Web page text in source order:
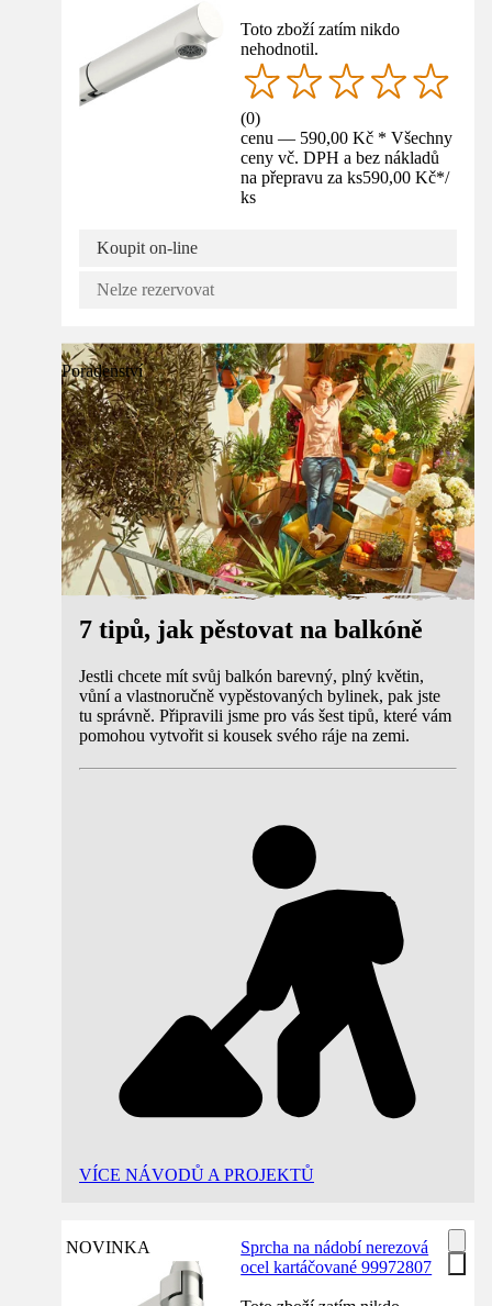
Toto zboží zatím nikdo
nehodnotil.
(0)
cenu — 590,00 Kč * Všechny
ceny vč. DPH a bez nákladů
na přepravu za ks590,00 Kč*/
ks
Koupit on-line
Nelze rezervovat
Poradenství
7 tipů, jak pěstovat na balkóně
Jestli chcete mít svůj balkón barevný, plný květin,
vůní a vlastnoručně vypěstovaných bylinek, pak jste
tu správně. Připravili jsme pro vás šest tipů, které vám
pomohou vytvořit si kousek svého ráje na zemi.
VÍCE NÁVODŮ A PROJEKTŮ
NOVINKA
Sprcha na nádobí nerezová
ocel kartáčované 99972807